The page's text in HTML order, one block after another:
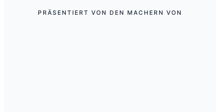
PRÄSENTIERT VON DEN MACHERN VON